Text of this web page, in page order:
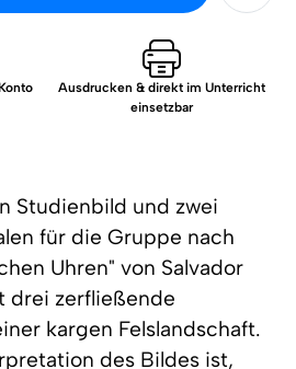
Studienbild und zwei
für die Gruppe nach
Uhren" von Salvador
drei zerfließende
kargen Felslandschaft.
des Bildes ist,
Ausdrucken & direkt im Unterricht
einsetzbar